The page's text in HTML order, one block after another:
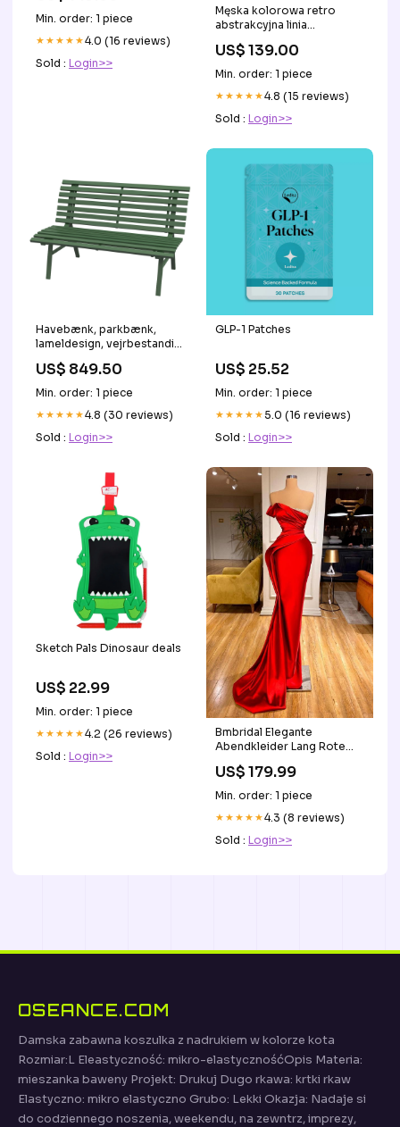
Min. order: 1 piece
★★★★★4.0 (16 reviews)
Sold : Login>>
Męska kolorowa retro
abstrakcyjna linia
casualowa biznesowa
koszulka polo gd
US$ 139.00
Min. order: 1 piece
★★★★★4.8 (15 reviews)
Sold : Login>>
Havebænk, parkbænk,
lameldesign, vejrbestandig,
grøn glas and artificial
marble
US$ 849.50
Min. order: 1 piece
★★★★★4.8 (30 reviews)
Sold : Login>>
GLP-1 Patches
US$ 25.52
Min. order: 1 piece
★★★★★5.0 (16 reviews)
Sold : Login>>
Sketch Pals Dinosaur deals
US$ 22.99
Min. order: 1 piece
★★★★★4.2 (26 reviews)
Sold : Login>>
Bmbridal Elegante
Abendkleider Lang Rote
d165795178136798
brautkleider
US$ 179.99
Min. order: 1 piece
★★★★★4.3 (8 reviews)
Sold : Login>>
OSEANCE.COM
Damska zabawna koszulka z nadrukiem w kolorze kota
Rozmiar:L Eleastyczność: mikro-elastycznośćOpis Materia:
mieszanka baweny Projekt: Drukuj Dugo rkawa: krtki rkaw
Elastyczno: mikro elastyczno Grubo: Lekki Okazja: Nadaje si
do codziennego noszenia, weekendu, na zewntrz, imprezy,